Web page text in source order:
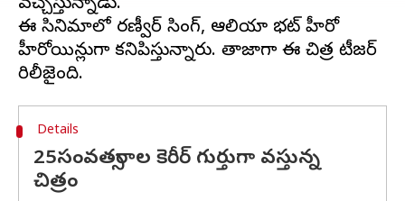
వచ్చేస్తున్నాడు.
ఈ సినిమాలో రణ్వీర్ సింగ్, ఆలియా భట్ హీరో
హీరోయిన్లుగా కనిపిస్తున్నారు. తాజాగా ఈ చిత్ర టీజర్
Details
25సంవత్సరాల కెరీర్ గుర్తుగా వస్తున్న
చిత్రం